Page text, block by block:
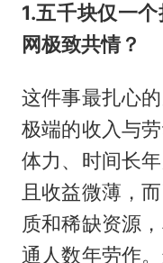
1.五千块仅一
网极致共情？
这件事最扎心
极端的收入与
体力、时间长
且收益微薄，
质和稀缺资源
通人数年劳作